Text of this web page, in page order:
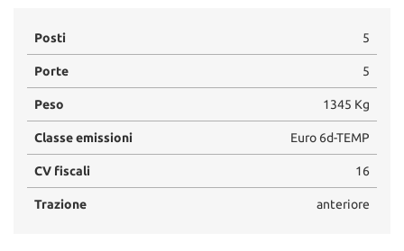
Posti 5
Porte 5
Peso 1345 Kg
Classe emissioni Euro 6d-TEMP
CV fiscali 16
Trazione anteriore